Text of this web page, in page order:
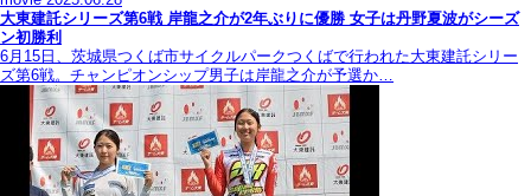
大東建託シリーズ第6戦 岸龍之介が2年ぶりに優勝 女子は丹野夏波がシーズ
ン初勝利
6月15日、茨城県つくば市サイクルパークつくばで行われた大東建託シリー
ズ第6戦。チャンピオンシップ男子は岸龍之介が予選か…